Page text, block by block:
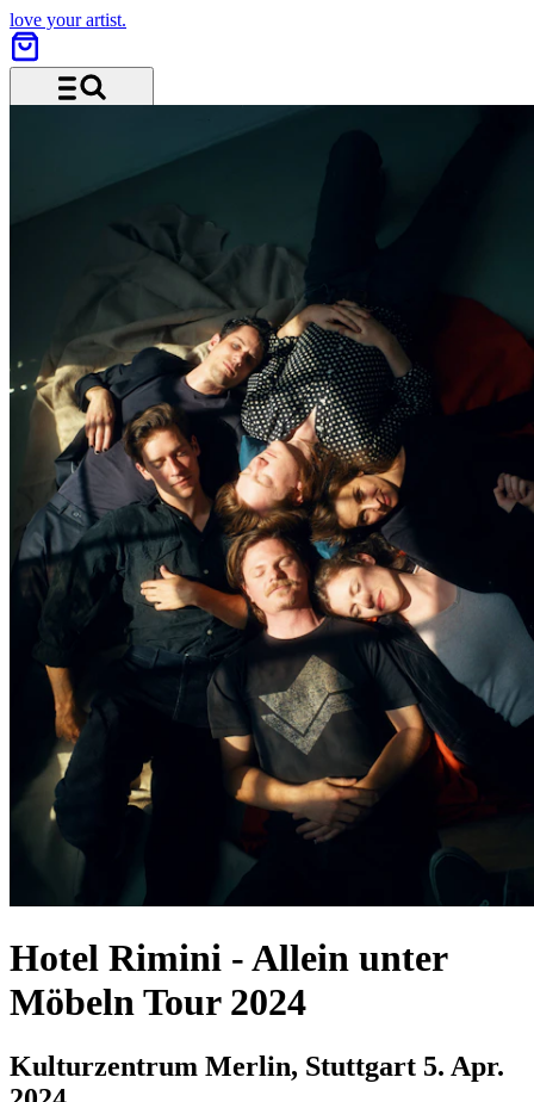
love your artist.
Hotel Rimini -Allein unter
Möbeln Tour 2024
Kulturzentrum Merlin, Stuttgart 5. Apr.